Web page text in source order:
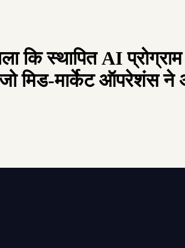
कि स्थापित AI
मिड-मार्केट ऑपरेशंस ने